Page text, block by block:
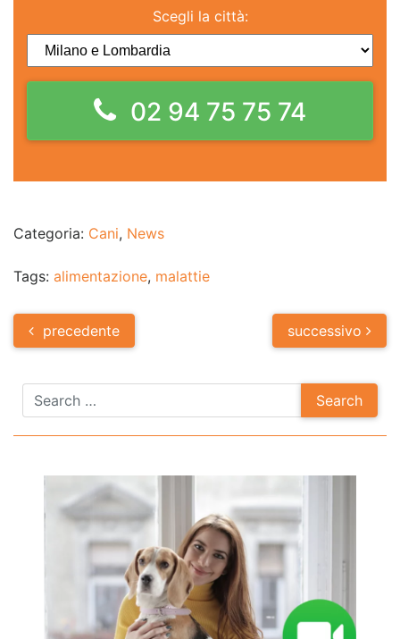
Scegli la città:
02 94 75 75 74
Categoria: Cani, News
Tags: alimentazione, malattie
Post
navigation
precedente successivo